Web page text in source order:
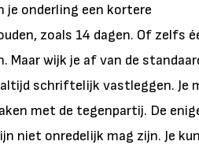
je onderling een kortere
zoals 14 dagen. Of zelfs
Maar wijk je af van de
schriftelijk vastleggen. Je
met de tegenpartij. De
niet onredelijk mag zijn. Je